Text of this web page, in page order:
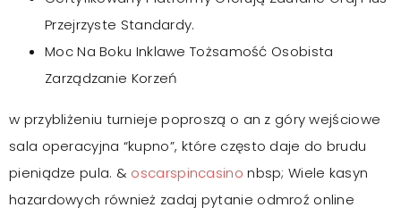
Przejrzyste Standardy.
Moc Na Boku Inklawe Tożsamość Osobista
Zarządzanie Korzeń
w przybliżeniu turnieje poproszą o an z góry wejściowe
sala operacyjna “kupno”, które często daje do brudu
pieniądze pula. & oscarspincasino nbsp; Wiele kasyn
hazardowych również zadaj pytanie odmroź online